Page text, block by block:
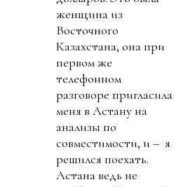
женщина из
Восточного
Казахстана, она при
первом же
телефонном
разговоре пригласила
меня в Астану на
анализы по
совместимости, и – я
решился поехать.
Астана ведь не